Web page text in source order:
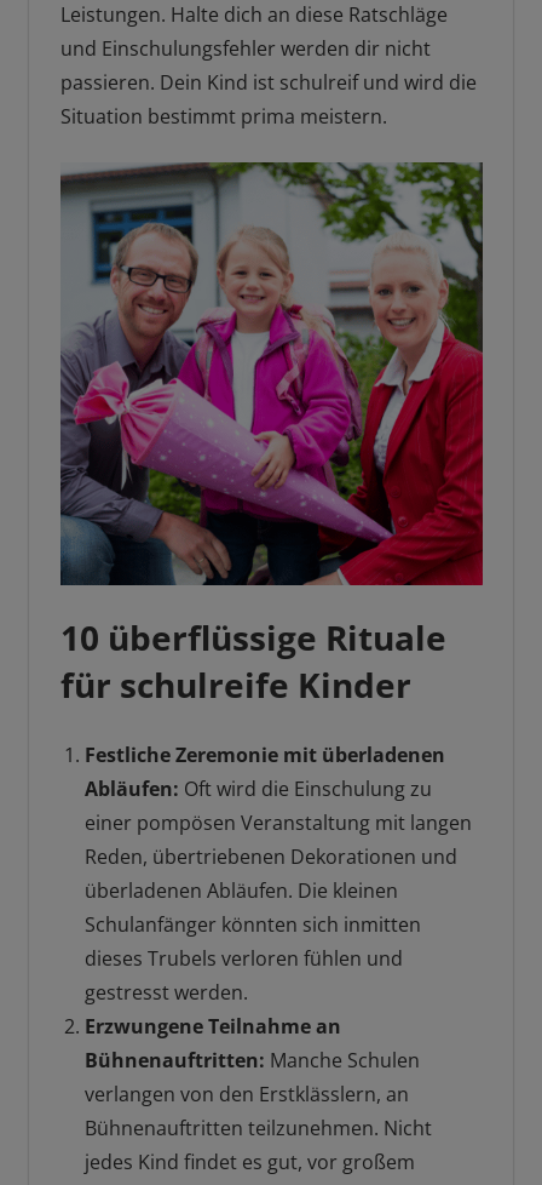
Leistungen. Halte dich an diese Ratschläge
und Einschulungsfehler werden dir nicht
passieren. Dein Kind ist schulreif und wird die
Situation bestimmt prima meistern.
10 überflüssige Rituale
für schulreife Kinder
Festliche Zeremonie mit überladenen
Abläufen: Oft wird die Einschulung zu
einer pompösen Veranstaltung mit langen
Reden, übertriebenen Dekorationen und
überladenen Abläufen. Die kleinen
Schulanfänger könnten sich inmitten
dieses Trubels verloren fühlen und
gestresst werden.
Erzwungene Teilnahme an
Bühnenauftritten: Manche Schulen
verlangen von den Erstklässlern, an
Bühnenauftritten teilzunehmen. Nicht
jedes Kind findet es gut, vor großem